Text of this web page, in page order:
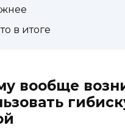
в итоге
вообще